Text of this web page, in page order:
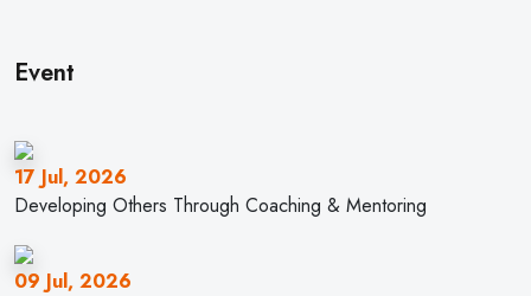
Event
17 Jul, 2026
Developing Others Through Coaching & Mentoring
09 Jul, 2026